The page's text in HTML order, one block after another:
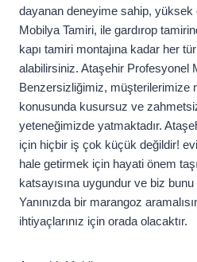
dayanan deneyime sahip, yüksek
Mobilya Tamiri, ile gardırop
kapı tamiri montajına kadar her
alabilirsiniz. Ataşehir Profesyonel
Benzersizliğimiz, müşterilerimize
konusunda kusursuz ve
yeteneğimizde yatmaktadır.
için hiçbir iş çok küçük değildir!
hale getirmek için hayati önem
katsayısına uygundur ve biz
Yanınızda bir marangoz
ihtiyaçlarınız için orada olacaktır.